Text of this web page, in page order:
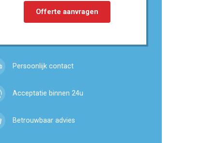
Offerte aanvragen
Persoonlijk contact
Acceptatie binnen 24u
Betrouwbaar advies